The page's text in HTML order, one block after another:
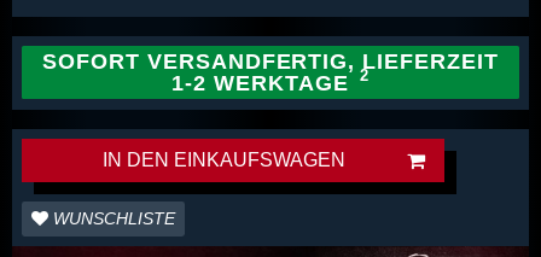
SOFORT VERSANDFERTIG, LIEFERZEIT
1-2 WERKTAGE
IN DEN EINKAUFSWAGEN
WUNSCHLISTE